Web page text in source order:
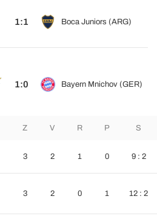
1:1 Boca Juniors (ARG)
1:0 Bayern Mnichov (GER)
Z V R P S
3 2 1 0 9 : 2
3 2 0 1 12 : 2